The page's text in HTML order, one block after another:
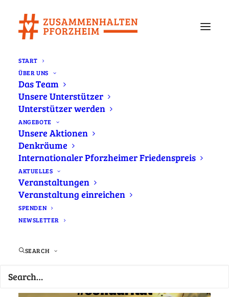
START
ÜBER UNS
Das Team
Unsere Unterstützer
Unterstützer werden
ANGEBOTE
Unsere Aktionen
Denkräume
Internationaler Pforzheimer Friedenspreis
AKTUELLES
Veranstaltungen
Veranstaltung einreichen
SPENDEN
NEWSLETTER
SEARCH
Klare Zeichen gemeinsam setzen gegen
Hass und Gewalt in unserer Gesellschaft
Home